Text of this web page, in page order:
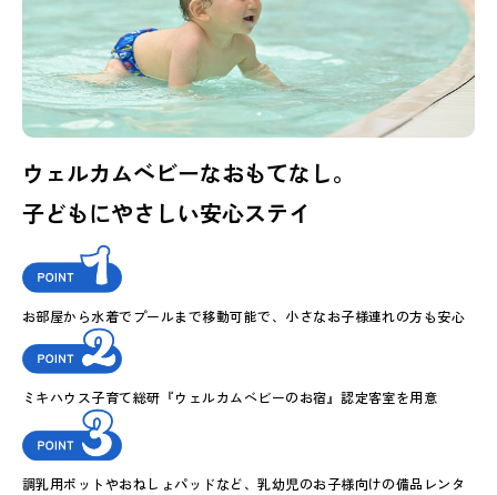
ウェルカムベビーなおもてなし。
子どもにやさしい安心ステイ
お部屋から水着でプールまで移動可能で、小さなお子様連れの方も安心
ミキハウス子育て総研『ウェルカムベビーのお宿』認定客室を用意
調乳用ポットやおねしょパッドなど、乳幼児のお子様向けの備品レンタ